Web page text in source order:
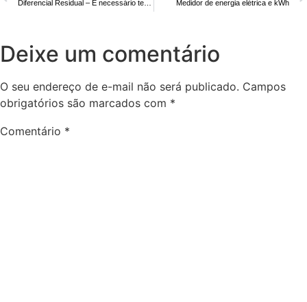
Diferencial Residual – É necessário ter em casa? Medidor de energia elétrica e kWh
Deixe um comentário
O seu endereço de e-mail não será publicado. Campos
obrigatórios são marcados com *
Comentário *